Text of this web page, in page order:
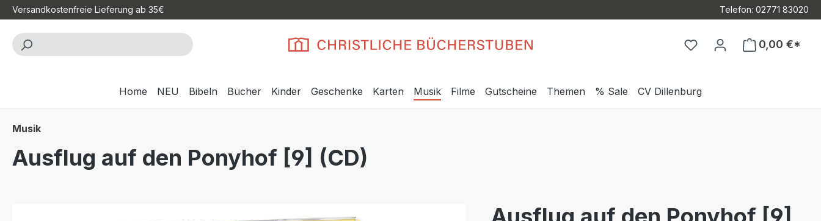
Hauptinhalt springen
Zur Suche springen
Zur Hauptnavigation springen
Versandkostenfreie Lieferung ab 35€ Telefon: 02771 83020
Du hast 0 Produkte auf
0,00 €*
Home NEU Bibeln Bücher Kinder Geschenke Karten Musik Filme Gutscheine Themen % Sale CV Dillenburg
Musik
Ausflug auf den Ponyhof [9] (CD)